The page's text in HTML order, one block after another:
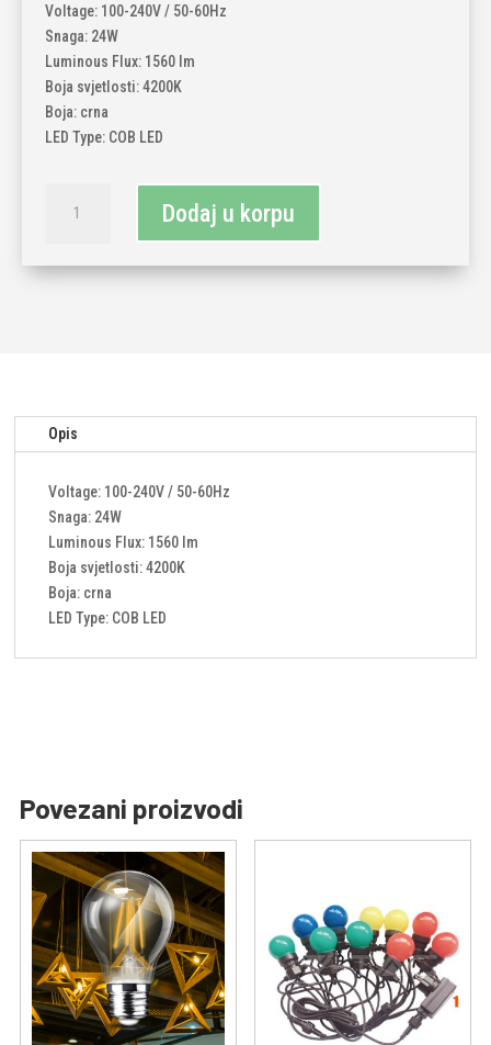
Voltage: 100-240V / 50-60Hz
Snaga: 24W
Luminous Flux: 1560 lm
Boja svjetlosti: 4200K
Boja: crna
LED Type: COB LED
reflektor
Dodaj u korpu
Opis
Voltage: 100-240V / 50-60Hz
Snaga: 24W
Luminous Flux: 1560 lm
Boja svjetlosti: 4200K
Boja: crna
LED Type: COB LED
Povezani proizvodi